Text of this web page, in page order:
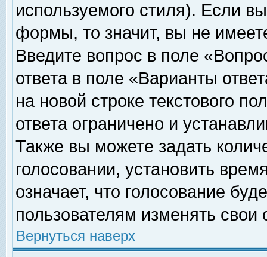
используемого стиля). Если
формы, то значит, вы не
Введите вопрос в поле
ответа в поле «Варианты
на новой строке текстового
ответа ограничено и
Также вы можете задать
голосовании, установить
означает, что голосование
пользователям изменять свои
Вернуться наверх